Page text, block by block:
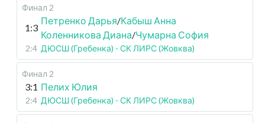
Финал 2
1:3
Петренко Дарья/Кабыш Анна
Коленникова Диана/Чумарна София
2:4 ДЮСШ (Гребенка) - СК ЛИРС (Жовква)
Финал 2
3:1 Пелих Юлия
2:4 ДЮСШ (Гребенка) - СК ЛИРС (Жовква)